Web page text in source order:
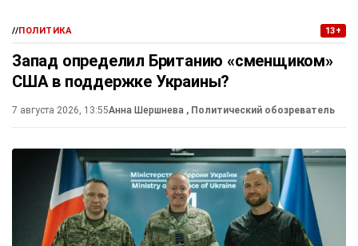
//ПОЛИТИКА 13+
Запад определил Британию «сменщиком»
США в поддержке Украины?
7 августа 2026, 13:55Анна Шершнева , Политический обозреватель